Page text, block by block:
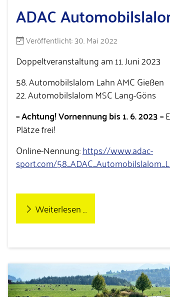
ADAC
Details
Veröffentlicht: 30. Mai 2022
Doppeltveranstaltung am 11. Juni 2023
58. Automobilslalom Lahn AMC Gießen
22. Automobilslalom MSC Lang-Göns
– Achtung! Vornennung bis 1. 6. 2023 –
Plätze frei!
Online-Nennung:https://www.adac-
sport.com/
Weiterlesen …